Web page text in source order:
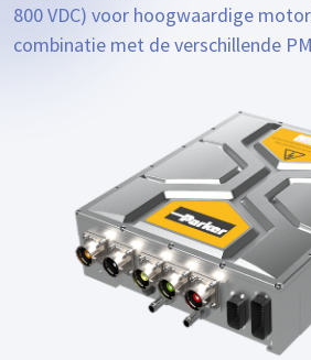
800 VDC) voor hoogwaardige
combinatie met de verschillende